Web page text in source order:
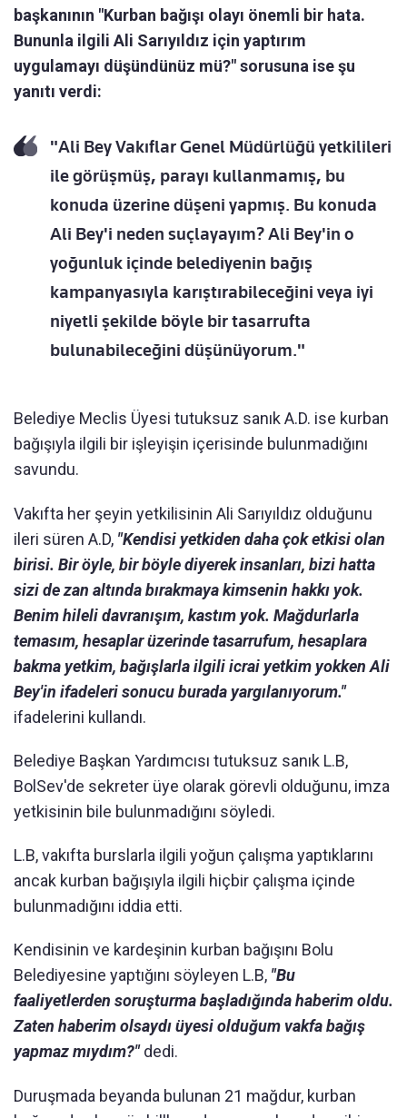
başkanının "Kurban bağışı olayı önemli bir hata.
Bununla ilgili Ali Sarıyıldız için yaptırım
uygulamayı düşündünüz mü?" sorusuna ise şu
yanıtı verdi:
"Ali Bey Vakıflar Genel Müdürlüğü yetkilileri
ile görüşmüş, parayı kullanmamış, bu
konuda üzerine düşeni yapmış. Bu konuda
Ali Bey'i neden suçlayayım? Ali Bey'in o
yoğunluk içinde belediyenin bağış
kampanyasıyla karıştırabileceğini veya iyi
niyetli şekilde böyle bir tasarrufta
bulunabileceğini düşünüyorum."
Belediye Meclis Üyesi tutuksuz sanık A.D. ise kurban
bağışıyla ilgili bir işleyişin içerisinde bulunmadığını
savundu.
Vakıfta her şeyin yetkilisinin Ali Sarıyıldız olduğunu
ileri süren A.D, "Kendisi yetkiden daha çok etkisi olan
birisi. Bir öyle, bir böyle diyerek insanları, bizi hatta
sizi de zan altında bırakmaya kimsenin hakkı yok.
Benim hileli davranışım, kastım yok. Mağdurlarla
temasım, hesaplar üzerinde tasarrufum, hesaplara
bakma yetkim, bağışlarla ilgili icrai yetkim yokken Ali
Bey'in ifadeleri sonucu burada yargılanıyorum."
ifadelerini kullandı.
Belediye Başkan Yardımcısı tutuksuz sanık L.B,
BolSev'de sekreter üye olarak görevli olduğunu, imza
yetkisinin bile bulunmadığını söyledi.
L.B, vakıfta burslarla ilgili yoğun çalışma yaptıklarını
ancak kurban bağışıyla ilgili hiçbir çalışma içinde
bulunmadığını iddia etti.
Kendisinin ve kardeşinin kurban bağışını Bolu
Belediyesine yaptığını söyleyen L.B, "Bu
faaliyetlerden soruşturma başladığında haberim oldu.
Zaten haberim olsaydı üyesi olduğum vakfa bağış
yapmaz mıydım?"dedi.
Duruşmada beyanda bulunan 21 mağdur, kurban